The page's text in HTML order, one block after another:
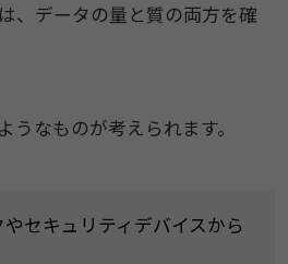
、データの量と質の両方を確
うなものが考えられます。
セキュリティデバイスから